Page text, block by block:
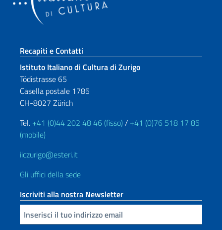
Sezione footer
Recapiti e Contatti
Istituto Italiano di Cultura di Zurigo
Tödistrasse 65
Casella postale 1785
CH-8027 Zürich
Tel. +41 (0)44 202 48 46 (fisso) / +41 (0)76 518 17 85
(mobile)
iiczurigo@esteri.it
Gli uffici della sede
Iscriviti alla nostra Newsletter
Inserisci la tua email